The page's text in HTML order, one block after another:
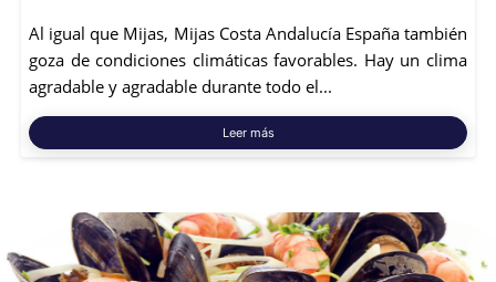
Al igual que Mijas, Mijas Costa Andalucía España también
goza de condiciones climáticas favorables. Hay un clima
agradable y agradable durante todo el...
Leer más